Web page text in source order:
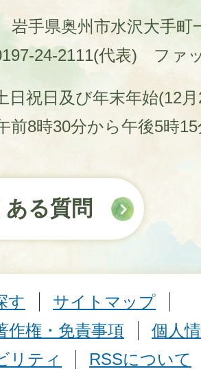
手県奥州市水沢大手町
24-2111(代表)
ファ
日祝日及び年末年始(12
前8時30分から午後5時
ある質問
す
サイトマップ
作権・免責事項
個人
リティ
RSSについて